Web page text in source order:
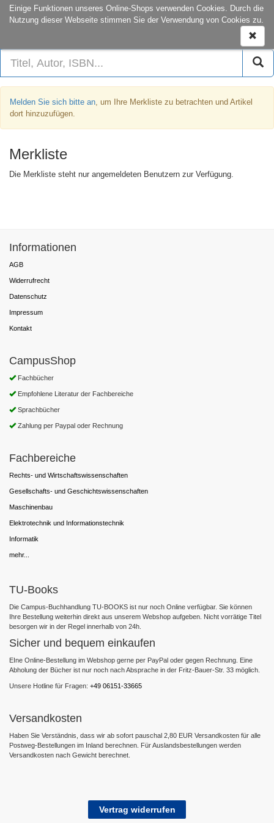
Einige Funktionen unseres Online-Shops verwenden Cookies. Durch die
Nutzung dieser Webseite stimmen Sie der Verwendung von Cookies zu.
onCampus:S1|03 +49 6151-16-22444
ein-/
Melden Sie sich bitte an, um Ihre Merkliste zu betrachten und Artikel
dort hinzuzufügen.
Merkliste
Die Merkliste steht nur angemeldeten Benutzern zur Verfügung.
Informationen
AGB
Widerrufrecht
Datenschutz
Impressum
Kontakt
CampusShop
Fachbücher
Empfohlene Literatur der Fachbereiche
Sprachbücher
Zahlung per Paypal oder Rechnung
Fachbereiche
Rechts- und Wirtschaftswissenschaften
Gesellschafts- und Geschichtswissenschaften
Maschinenbau
Elektrotechnik und Informationstechnik
Informatik
mehr...
TU-Books
Die Campus-Buchhandlung TU-BOOKS ist nur noch Online verfügbar. Sie können
Ihre Bestellung weiterhin direkt aus unserem Webshop aufgeben. Nicht vorrätige Titel
besorgen wir in der Regel innerhalb von 24h.
Sicher und bequem einkaufen
EIne Online-Bestellung im Webshop gerne per PayPal oder gegen Rechnung. Eine
Abholung der Bücher ist nur noch nach Absprache in der Fritz-Bauer-Str. 33 möglich.
Unsere Hotline für Fragen: +49 06151-33665
Versandkosten
Haben Sie Verständnis, dass wir ab sofort pauschal 2,80 EUR Versandkosten für alle
Postweg-Bestellungen im Inland berechnen. Für Auslandsbestellungen werden
Versandkosten nach Gewicht berechnet.
Vertrag widerrufen